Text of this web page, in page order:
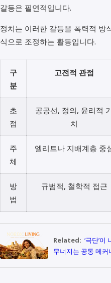
갈등은 필연적입니다.
정치는 이러한 갈등을 폭력적 방
식으로 조정하는 활동입니다.
구
분
고전적 관점
초
점
공공선, 정의, 윤리적
치
주
체
엘리트나 지배계층 중
방
법
규범적, 철학적 접근
Related: ‘극단’
무너지는 공통 메커